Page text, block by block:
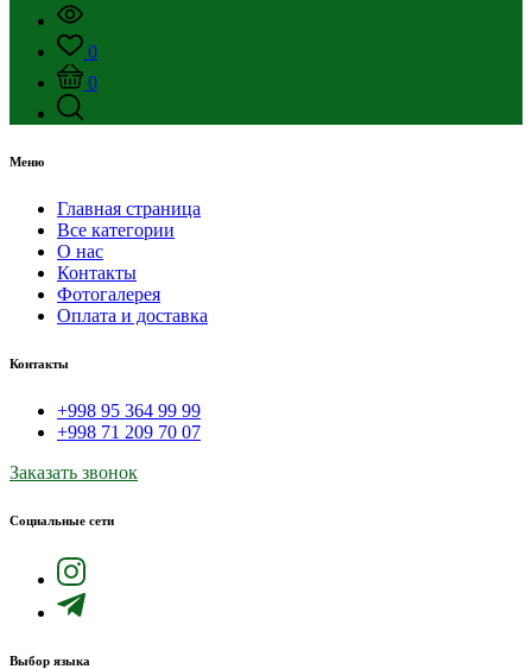
0
0
Меню
Главная страница
Все категории
О нас
Контакты
Фотогалерея
Оплата и доставка
Контакты
+998 95 364 99 99
+998 71 209 70 07
Заказать звонок
Социальные сети
Выбор языка